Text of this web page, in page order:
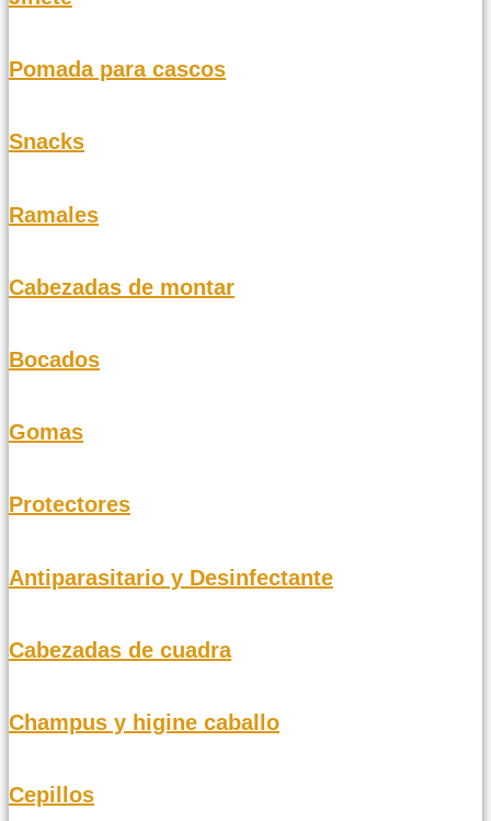
Pomada para cascos
Snacks
Ramales
Cabezadas de montar
Bocados
Gomas
Protectores
Antiparasitario y Desinfectante
Cabezadas de cuadra
Champus y higine caballo
Cepillos